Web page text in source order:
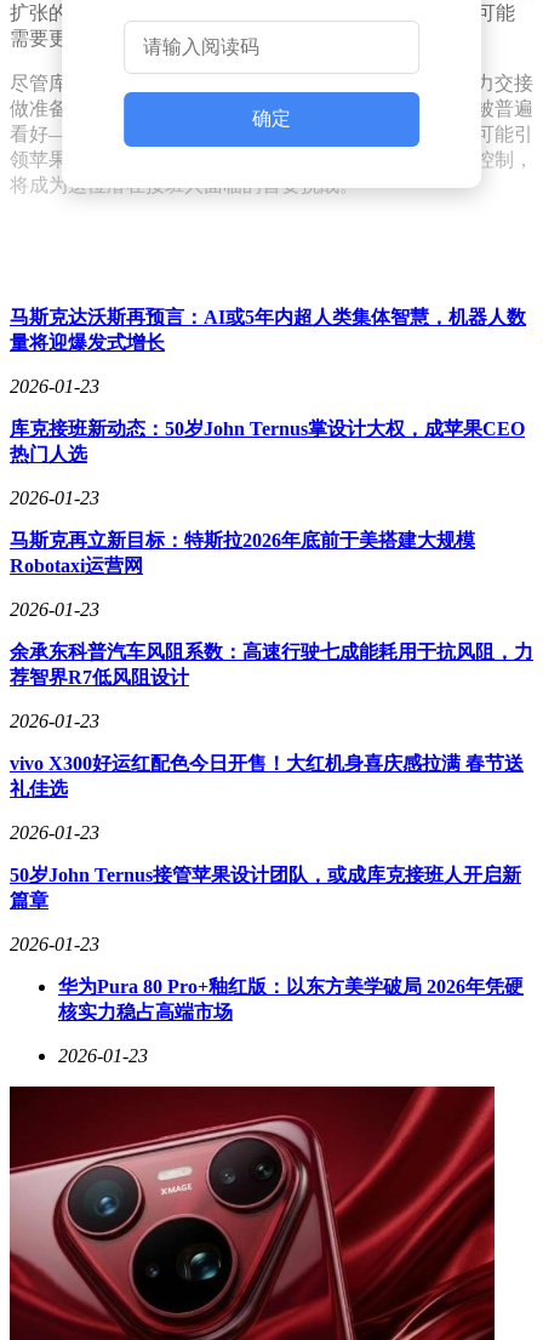
扩张的风格一脉相承，但面对AI等新兴技术浪潮，苹果可能
需要更具开拓性的领导者。
尽管库克尚未明确退休时间表，但公司高层已开始为权力交接
做准备。特努斯作为最热门的继任候选人，其任期长度被普遍
看好——相较于65岁的库克，50岁的年龄优势意味着他可能引
领苹果进入新的发展阶段。不过，如何平衡创新与风险控制，
将成为这位潜在接班人面临的首要挑战。
确定
马斯克达沃斯再预言：AI或5年内超人类集体智慧，机器人数
量将迎爆发式增长
2026-01-23
库克接班新动态：50岁John Ternus掌设计大权，成苹果CEO
热门人选
2026-01-23
马斯克再立新目标：特斯拉2026年底前于美搭建大规模
Robotaxi运营网
2026-01-23
余承东科普汽车风阻系数：高速行驶七成能耗用于抗风阻，力
荐智界R7低风阻设计
2026-01-23
vivo X300好运红配色今日开售！大红机身喜庆感拉满 春节送
礼佳选
2026-01-23
50岁John Ternus接管苹果设计团队，或成库克接班人开启新
篇章
2026-01-23
华为Pura 80 Pro+釉红版：以东方美学破局 2026年凭硬
核实力稳占高端市场
2026-01-23